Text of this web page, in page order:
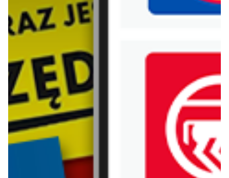
aktualna
Biedronka
aktualna
Oferta od czwartku
WIĘCEJ GAZETEK